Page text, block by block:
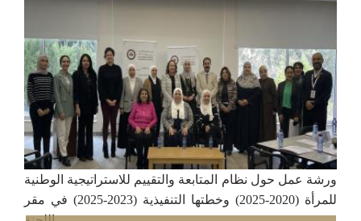
ورشة عمل حول نظام المتابعة والتقييم للاستراتيجية الوطنية
للمرأة (2020-2025) وخطتها التنفيذية (2023-2025) في مقر